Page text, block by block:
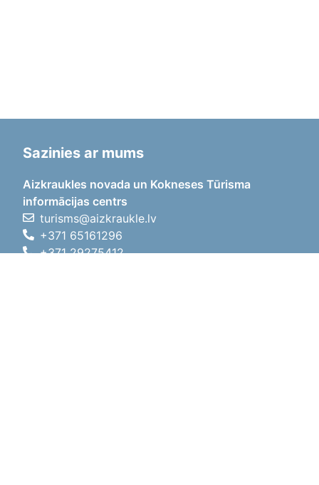
Sazinies ar mums
Aizkraukles novada un Kokneses Tūrisma
informācijas centrs
turisms@aizkraukle.lv
+371 65161296
+371 29275412